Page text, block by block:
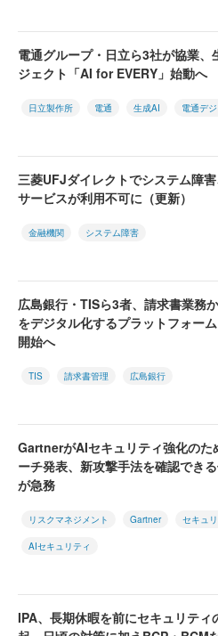
電通グループ・日立ら3社が協業、
ジェクト「AI for EVERY」始動へ
日立製作所 電通 生成AI 電通デ
三菱UFJダイレクトでシステム障
サービスが利用不可に（更新）
金融機関 システム障害
広島銀行・TISら3者、請求書業務
をデジタル化するプラットフォー
開始へ
TIS 請求書管理 広島銀行
GartnerがAIセキュリティ強化のた
ーチ発表、新攻撃手法を確認でき
が急務
リスクマネジメント Gartner セキュ
AIセキュリティ
IPA、長期休暇を前にセキュリティ